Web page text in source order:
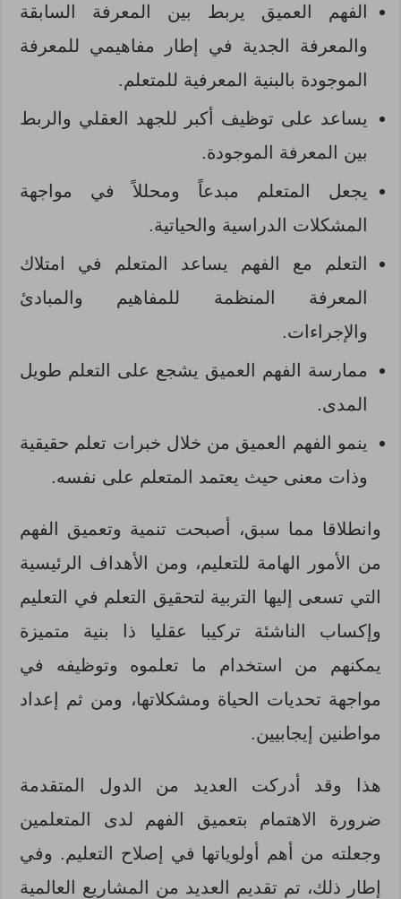
الفهم العميق يربط بين المعرفة السابقة
والمعرفة الجدية في إطار مفاهيمي للمعرفة
الموجودة بالبنية المعرفية للمتعلم.
يساعد على توظيف أكبر للجهد العقلي والربط
بين المعرفة الموجودة.
يجعل المتعلم مبدعاً ومحللاً في مواجهة
المشكلات الدراسية والحياتية.
التعلم مع الفهم يساعد المتعلم في امتلاك
المعرفة المنظمة للمفاهيم والمبادئ
والإجراءات.
ممارسة الفهم العميق يشجع على التعلم طويل
المدى.
ينمو الفهم العميق من خلال خبرات تعلم حقيقية
وذات معنى حيث يعتمد المتعلم على نفسه.
وانطلاقا مما سبق، أصبحت تنمية وتعميق الفهم
من الأمور الهامة للتعليم، ومن الأهداف الرئيسية
التي تسعى إليها التربية لتحقيق التعلم في التعليم
وإكساب الناشئة تركيبا عقليا ذا بنية متميزة
يمكنهم من استخدام ما تعلموه وتوظيفه في
مواجهة تحديات الحياة ومشكلاتها، ومن ثم إعداد
مواطنين إيجابيين.
هذا وقد أدركت العديد من الدول المتقدمة
ضرورة الاهتمام بتعميق الفهم لدى المتعلمين
وجعلته من أهم أولوياتها في إصلاح التعليم. وفي
إطار ذلك، تم تقديم العديد من المشاريع العالمية